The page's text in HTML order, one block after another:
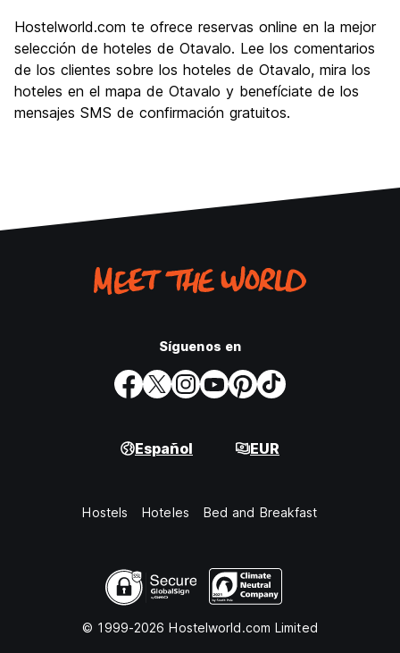
Hostelworld.com te ofrece reservas online en la mejor
selección de hoteles de Otavalo. Lee los comentarios
de los clientes sobre los hoteles de Otavalo, mira los
hoteles en el mapa de Otavalo y benefíciate de los
mensajes SMS de confirmación gratuitos.
Síguenos en
Español EUR
Hostels Hoteles Bed and Breakfast
© 1999-2026 Hostelworld.com Limited